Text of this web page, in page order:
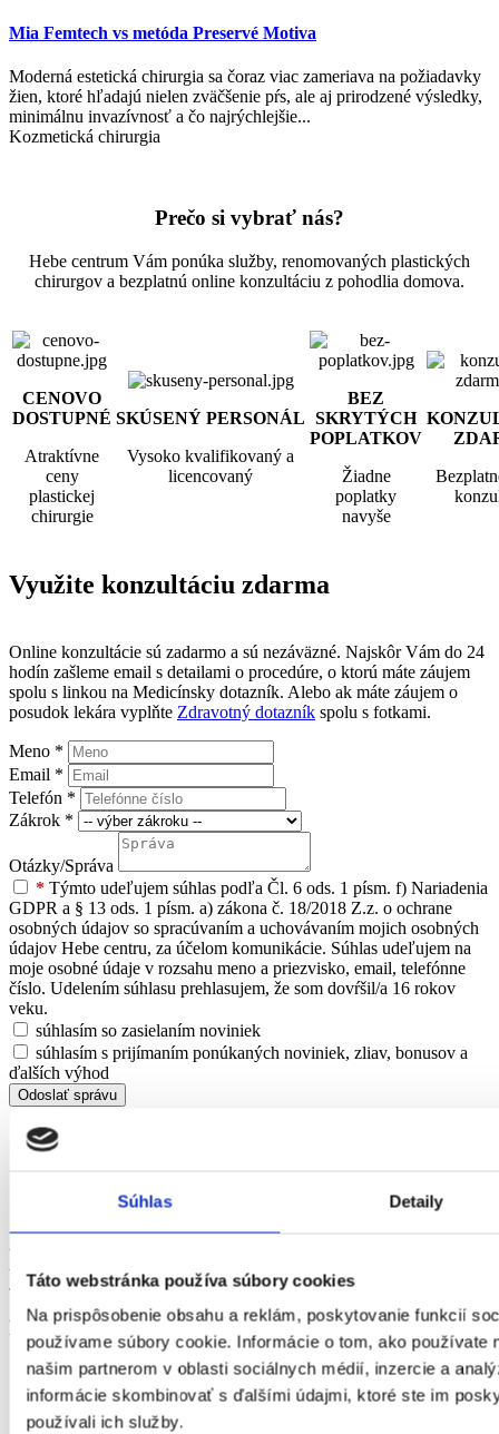
Súhlas Detaily
Táto webstránka používa súbory cookies
Na prispôsobenie obsahu a reklám, poskytovanie funkcií
používame súbory cookie. Informácie o tom, ako používate
našim partnerom v oblasti sociálnych médií, inzercie a
informácie skombinovať s ďalšími údajmi, ktoré ste im
používali ich služby.
Mia Femtech vs metóda Preservé Motiva
Moderná estetická chirurgia sa čoraz viac zameriava na požiadavky
žien, ktoré hľadajú nielen zväčšenie pŕs, ale aj prirodzené výsledky,
minimálnu invazívnosť a čo najrýchlejšie...
Kozmetická chirurgia
Prečo si vybrať nás?
Hebe centrum Vám ponúka služby, renomovaných plastických
chirurgov a bezplatnú online konzultáciu z pohodlia domova.
CENOVO
DOSTUPNÉ
Atraktívne
ceny
plastickej
chirurgie
SKÚSENÝ PERSONÁL
Vysoko kvalifikovaný a
licencovaný
BEZ
SKRYTÝCH
POPLATKOV
Žiadne
poplatky
navyše
Využite konzultáciu zdarma
Online konzultácie sú zadarmo a sú nezáväzné. Najskôr Vám do 24
hodín zašleme email s detailami o procedúre, o ktorú máte záujem
spolu s linkou na Medicínsky dotazník. Alebo ak máte záujem o
posudok lekára vyplňte Zdravotný dotazník spolu s fotkami.
Meno *
Email *
Telefón *
Zákrok *
Otázky/Správa
* Týmto udeľujem súhlas podľa Čl. 6 ods. 1 písm. f) Nariadenia
GDPR a § 13 ods. 1 písm. a) zákona č. 18/2018 Z.z. o ochrane
osobných údajov so spracúvaním a uchovávaním mojich osobných
údajov Hebe centru, za účelom komunikácie. Súhlas udeľujem na
moje osobné údaje v rozsahu meno a priezvisko, email, telefónne
číslo. Udelením súhlasu prehlasujem, že som dovŕšil/a 16 rokov
veku.
súhlasím so zasielaním noviniek
súhlasím s prijímaním ponúkaných noviniek, zliav, bonusov a
ďalších výhod
sebavedomie.
Plastická chirurgia
Klinika Bratislava
Klinika Košice